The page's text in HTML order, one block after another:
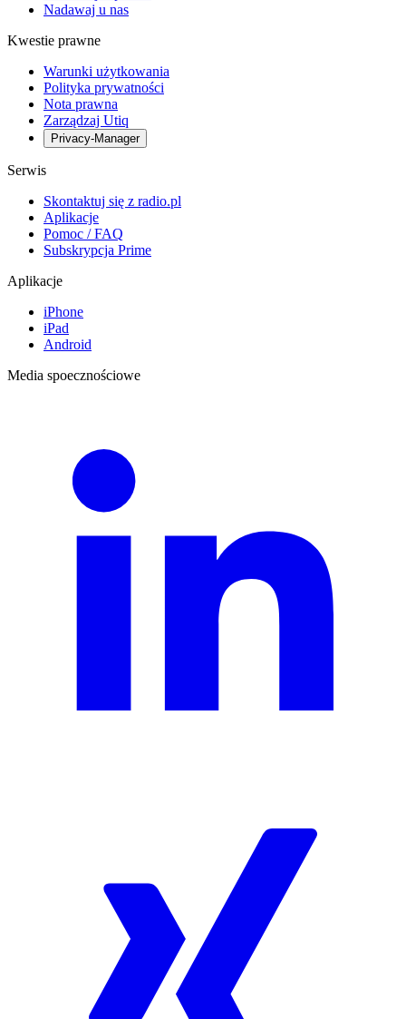
Nadawaj u nas
Kwestie prawne
Warunki użytkowania
Polityka prywatności
Nota prawna
Zarządzaj Utiq
Privacy-Manager
Serwis
Skontaktuj się z radio.pl
Aplikacje
Pomoc / FAQ
Subskrypcja Prime
Aplikacje
iPhone
iPad
Android
Media spoecznościowe